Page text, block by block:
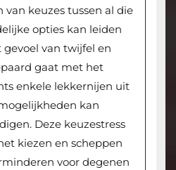
keuzes tussen al die
opties kan leiden
gevoel van twijfel en
gaat met het
enkele lekkernijen uit
kan
Deze keuzestress
kiezen en scheppen
voor degenen